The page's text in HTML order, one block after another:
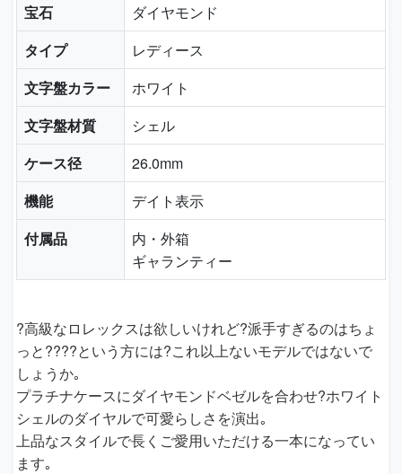
宝石
ダイヤモンド
タイプ
レディース
文字盤カラー
ホワイト
文字盤材質
シェル
ケース径
26.0mm
機能
デイト表示
付属品
内・外箱
ギャランティー
?高級なロレックスは欲しいけれど?派手すぎるのはちょ
っと????という方には?これ以上ないモデルではないで
しょうか｡
プラチナケースにダイヤモンドベゼルを合わせ?ホワイト
シェルのダイヤルで可愛らしさを演出｡
上品なスタイルで長くご愛用いただける一本になってい
ます｡